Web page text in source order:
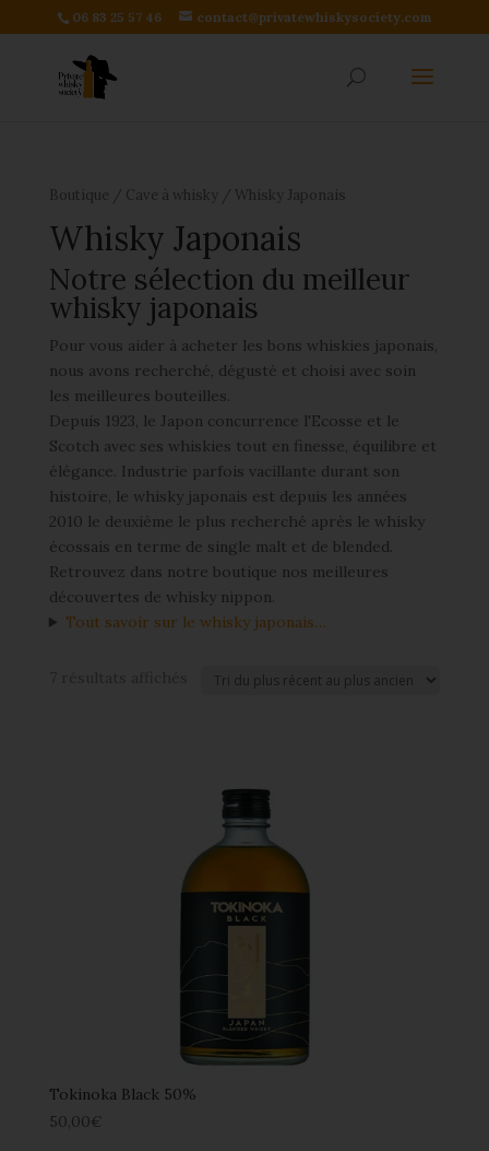
06 83 25 57 46 contact@privatewhiskysociety.com
Boutique / Cave à whisky/ Whisky Japonais
Whisky Japonais
Notre sélection du meilleur
whisky japonais
Pour vous aider à acheter les bons whiskies japonais,
nous avons recherché, dégusté et choisi avec soin
les meilleures bouteilles.
Depuis 1923, le Japon concurrence l'Ecosse et le
Scotch avec ses whiskies tout en finesse, équilibre et
élégance. Industrie parfois vacillante durant son
histoire, le whisky japonais est depuis les années
2010 le deuxième le plus recherché après le whisky
écossais en terme de single malt et de blended.
Retrouvez dans notre boutique nos meilleures
découvertes de whisky nippon.
Tout savoir sur le whisky japonais…
Tokinoka Black 50%
50,00€